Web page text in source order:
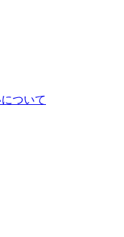
ついて